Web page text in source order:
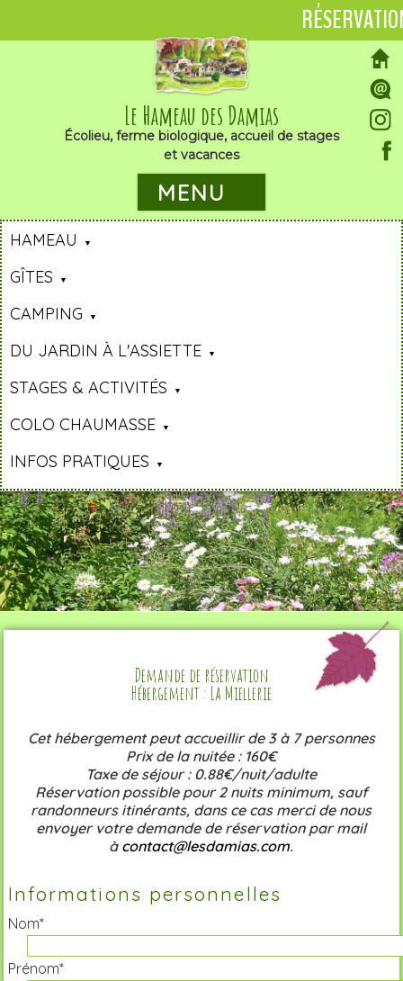
Le Hameau des Damias
Écolieu, ferme biologique, accueil de stages
et vacances
MENU
HAMEAU
GÎTES
CAMPING
DU JARDIN À L'ASSIETTE
STAGES & ACTIVITÉS
COLO CHAUMASSE
INFOS PRATIQUES
Demande de réservation
Hébergement : La Miellerie
Cet hébergement peut accueillir de 3 à 7 personnes
Prix de la nuitée : 160€
Taxe de séjour : 0.88€/nuit/adulte
Réservation possible pour 2 nuits minimum, sauf
randonneurs itinérants, dans ce cas merci de nous
envoyer votre demande de réservation par mail
à contact@lesdamias.com.
Informations personnelles
Nom*
Prénom*